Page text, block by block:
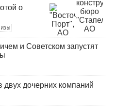
о
и Советском запустят
дочерних компаний